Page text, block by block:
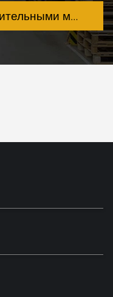
Ознакомьтесь с дополнительными моделями